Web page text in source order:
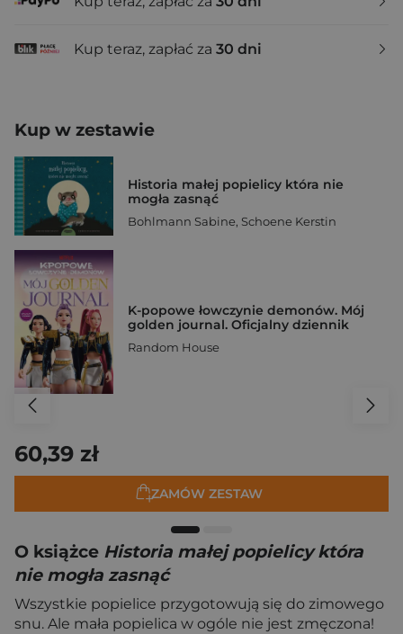
Kup teraz, zapłać za 30 dni
Kup w zestawie
Historia małej popielicy która nie
mogła zasnąć
Bohlmann Sabine, Schoene Kerstin
K-popowe łowczynie demonów. Mój
golden journal. Oficjalny dziennik
Random House
60,39 zł
ZAMÓW ZESTAW
O książce Historia małej popielicy która
nie mogła zasnąć
Wszystkie popielice przygotowują się do zimowego
snu. Ale mała popielica w ogóle nie jest zmęczona!